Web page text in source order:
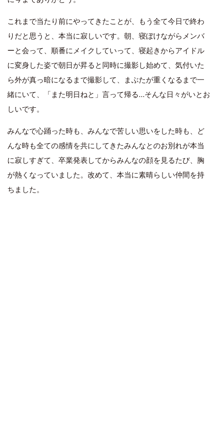
これまで当たり前にやってきたことが、もう全て今日で終わ
りだと思うと、本当に寂しいです。朝、寝ぼけながらメンバ
ーと会って、順番にメイクしていって、寝起きからアイドル
に変身した姿で朝日が昇ると同時に撮影し始めて、気付いた
ら外が真っ暗になるまで撮影して、まぶたが重くなるまで一
緒にいて、「また明日ねと」言って帰る…そんな日々がいとお
しいです。
みんなで心踊った時も、みんなで苦しい思いをした時も、ど
んな時も全ての感情を共にしてきたみんなとのお別れが本当
に寂しすぎて、卒業発表してからみんなの顔を見るたび、胸
が熱くなっていました。改めて、本当に素晴らしい仲間を持
ちました。